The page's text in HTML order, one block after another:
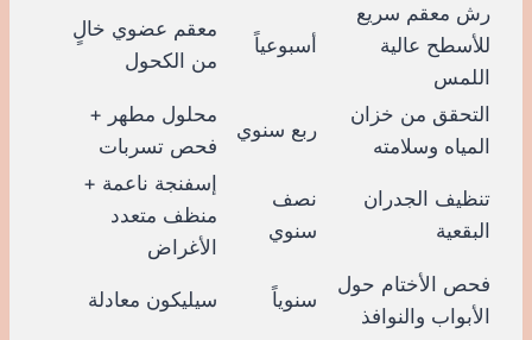
رش معقم سريع
للأسطح عالية
اللمس
أسبوعياً
معقم عضوي خالٍ
من الكحول
التحقق من خزان
المياه وسلامته
ربع سنوي
محلول مطهر +
فحص تسربات
تنظيف الجدران
البقعية
نصف
سنوي
إسفنجة ناعمة +
منظف متعدد
الأغراض
فحص الأختام حول
الأبواب والنوافذ
سنوياً سيليكون معادلة